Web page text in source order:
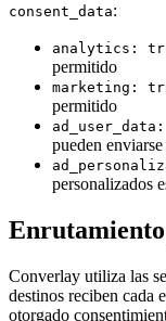
consent_data:
analytics:
permitido
marketing:
permitido
pueden
personalizados
Converlay utiliza las
destinos reciben cada
otorgado